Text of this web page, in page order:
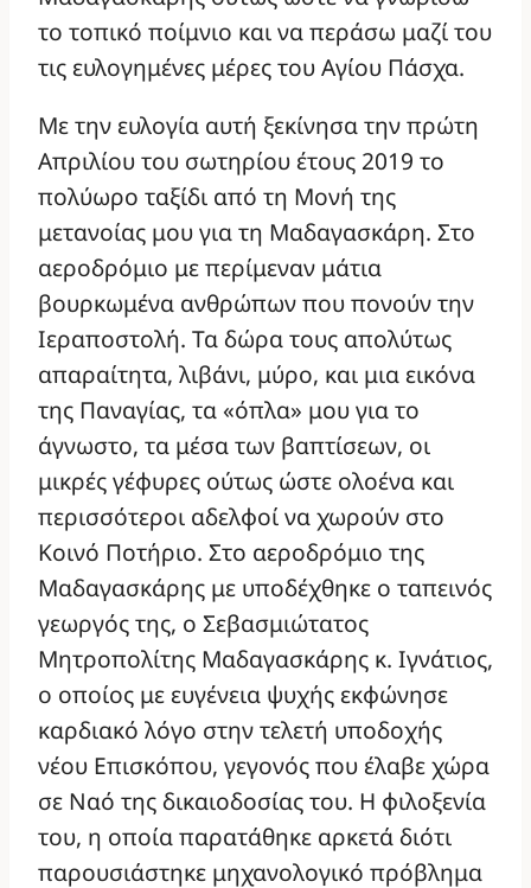
το τοπικό ποίμνιο και να περάσω μαζί του
τις ευλογημένες μέρες του Αγίου Πάσχα.
Με την ευλογία αυτή ξεκίνησα την πρώτη
Απριλίου του σωτηρίου έτους 2019 το
πολύωρο ταξίδι από τη Μονή της
μετανοίας μου για τη Μαδαγασκάρη. Στο
αεροδρόμιο με περίμεναν μάτια
βουρκωμένα ανθρώπων που πονούν την
Ιεραποστολή. Τα δώρα τους απολύτως
απαραίτητα, λιβάνι, μύρο, και μια εικόνα
της Παναγίας, τα «όπλα» μου για το
άγνωστο, τα μέσα των βαπτίσεων, οι
μικρές γέφυρες ούτως ώστε ολοένα και
περισσότεροι αδελφοί να χωρούν στο
Κοινό Ποτήριο. Στο αεροδρόμιο της
Μαδαγασκάρης με υποδέχθηκε ο ταπεινός
γεωργός της, ο Σεβασμιώτατος
Μητροπολίτης Μαδαγασκάρης κ. Ιγνάτιος,
ο οποίος με ευγένεια ψυχής εκφώνησε
καρδιακό λόγο στην τελετή υποδοχής
νέου Επισκόπου, γεγονός που έλαβε χώρα
σε Ναό της δικαιοδοσίας του. Η φιλοξενία
του, η οποία παρατάθηκε αρκετά διότι
παρουσιάστηκε μηχανολογικό πρόβλημα